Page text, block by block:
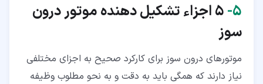
۵‏-
5 اجزاء تشکیل دهنده موتور درون
سوز
موتورهای درون سوز برای کارکرد صحیح به اجزای مختلفی
نیاز دارند که همگی باید به دقت و به نحو مطلوب وظیفه